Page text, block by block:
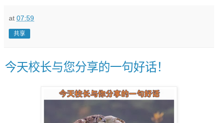
at 07:59
共享
今天校长与您分享的一句好话！